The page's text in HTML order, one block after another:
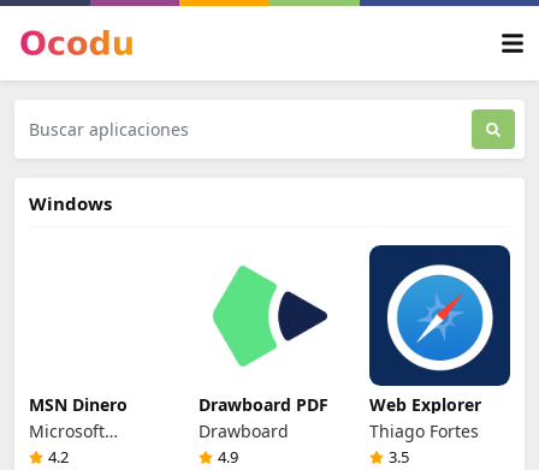
Windows
MSN Dinero
Microsoft
Corporation
4.2
Drawboard PDF
Drawboard
4.9
Web Explorer
Thiago Fortes
3.5